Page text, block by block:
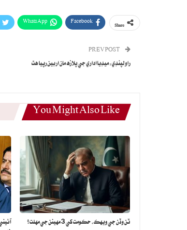
Facebook
WhatsApp
راولپنڊي: ميڊيا اداري جي پلازه مان اربين رپيا هٿ
You Might Also Like
ٽن وڏن جي ويهڪ، حڪومت کي 3 مهينن جي مهلت؟